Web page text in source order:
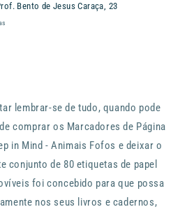
Bento de Jesus Caraça, 23
lembrar-se de tudo, quando pode
comprar os Marcadores de Página
in Mind - Animais Fofos e deixar o
conjunto de 80 etiquetas de papel
foi concebido para que possa
nos seus livros e cadernos,